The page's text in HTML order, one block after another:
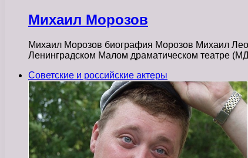
Михаил Морозов
Михаил Морозов биография Морозов Михаил
Ленинградском Малом драматическом театре
Советские и российские актеры